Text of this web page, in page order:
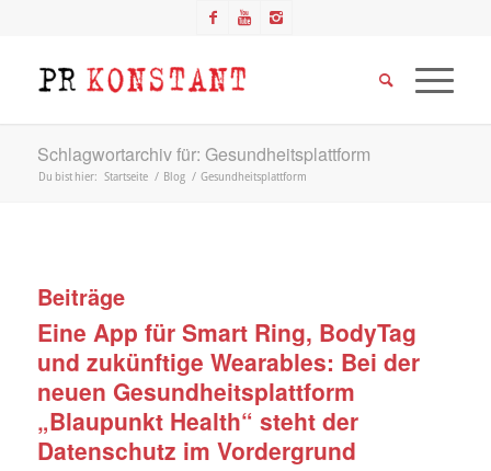
Schlagwortarchiv für: Gesundheitsplattform
Du bist hier: Startseite / Blog / Gesundheitsplattform
Beiträge
Eine App für Smart Ring, BodyTag
und zukünftige Wearables: Bei der
neuen Gesundheitsplattform
„Blaupunkt Health“ steht der
Datenschutz im Vordergrund